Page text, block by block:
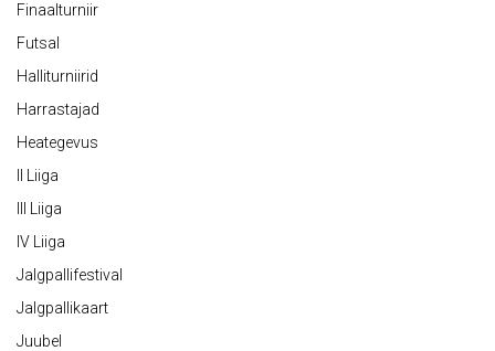
Finaalturniir
Futsal
Halliturniirid
Harrastajad
Heategevus
II Liiga
III Liiga
IV Liiga
Jalgpallifestival
Jalgpallikaart
Juubel